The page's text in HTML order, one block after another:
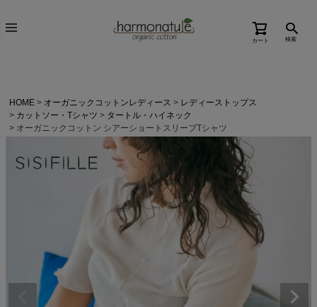
カート 検索
HOME オーガニックコットンレディース
レディーストップス
カットソー・Tシャツ
タートル・ハイネック
オーガニックコットン シアーショートスリーブTシャツ